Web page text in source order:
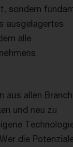
sondern
ausgelagertes
alle
aus allen
und neu zu
die